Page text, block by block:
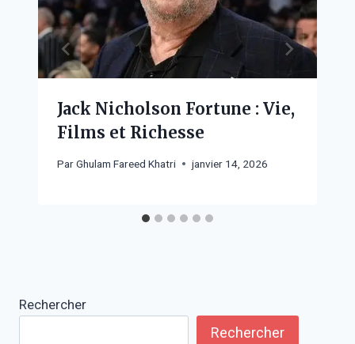
Jack Nicholson Fortune : Vie,
Films et Richesse
ParGhulam Fareed Khatri janvier 14, 2026
Rechercher
Rechercher